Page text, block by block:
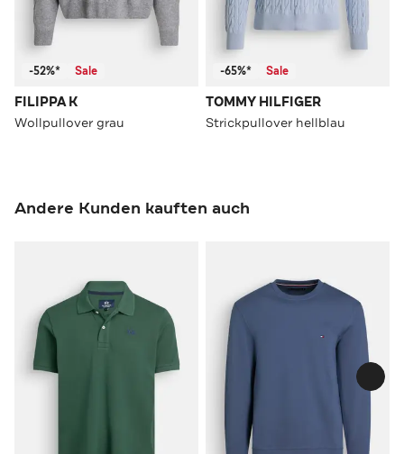
-52%* Sale
FILIPPA K
Wollpullover grau
-65%* Sale
TOMMY HILFIGER
Strickpullover hellblau
Andere Kunden kauften auch